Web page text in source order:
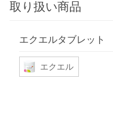
取り扱い商品
エクエルタブレット
エクエル